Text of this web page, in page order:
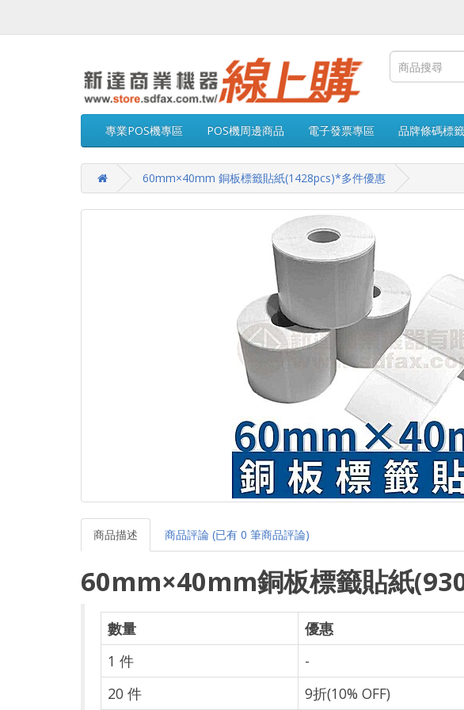
專業POS機專區 POS機周邊商品 電子發票專區 品牌條碼標
60mm×40mm 銅板標籤貼紙(1428pcs)*多件優惠
商品描述 商品評論 (已有 0 筆商品評論)
60mm×40mm銅板標籤貼紙
數量 優惠
1 件
-
20 件
9折(10% OFF)